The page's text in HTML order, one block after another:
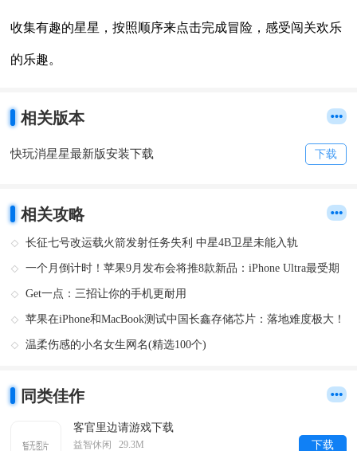
收集有趣的星星，按照顺序来点击完成冒险，感受闯关欢乐
的乐趣。
相关版本
快玩消星星最新版安装下载 下载
相关攻略
长征七号改运载火箭发射任务失利 中星4B卫星未能入轨
一个月倒计时！苹果9月发布会将推8款新品：iPhone Ultra最受期
Get一点：三招让你的手机更耐用
苹果在iPhone和MacBook测试中国长鑫存储芯片：落地难度极大！
温柔伤感的小名女生网名(精选100个)
同类佳作
客官里边请游戏下载
益智休闲 29.3M
下载